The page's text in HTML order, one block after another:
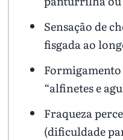
Sensação de
fisgada ao
“alfinetes e
Fraqueza
(dificuldade